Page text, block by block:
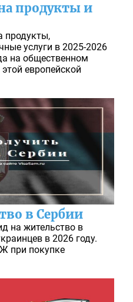
продукты и
продукты,
услуги в 2025-2026
на общественном
европейской
в Сербии
на жительство в
в 2026 году.
при покупке